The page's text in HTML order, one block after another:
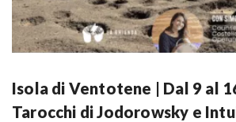
Isola di Ventotene | Dal 9 al
Tarocchi di Jodorowsky e